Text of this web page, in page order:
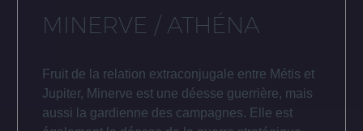
MINERVE / ATHÉNA
Fruit de la relation extraconjugale entre Métis et
Jupiter, Minerve est une déesse guerrière, mais
aussi la gardienne des campagnes. Elle est